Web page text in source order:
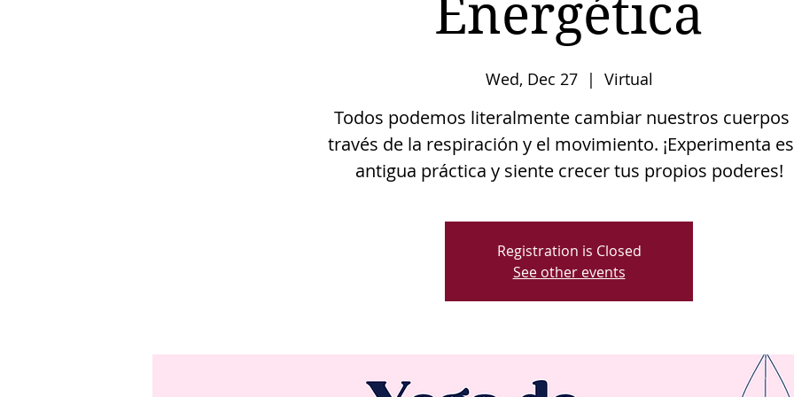
Energética
Wed, Dec 27
  |
Virtual
Todos podemos literalmente cambiar nuestros cuerpos
través de la respiración y el movimiento. ¡Experimenta
Registration is Closed
See other events